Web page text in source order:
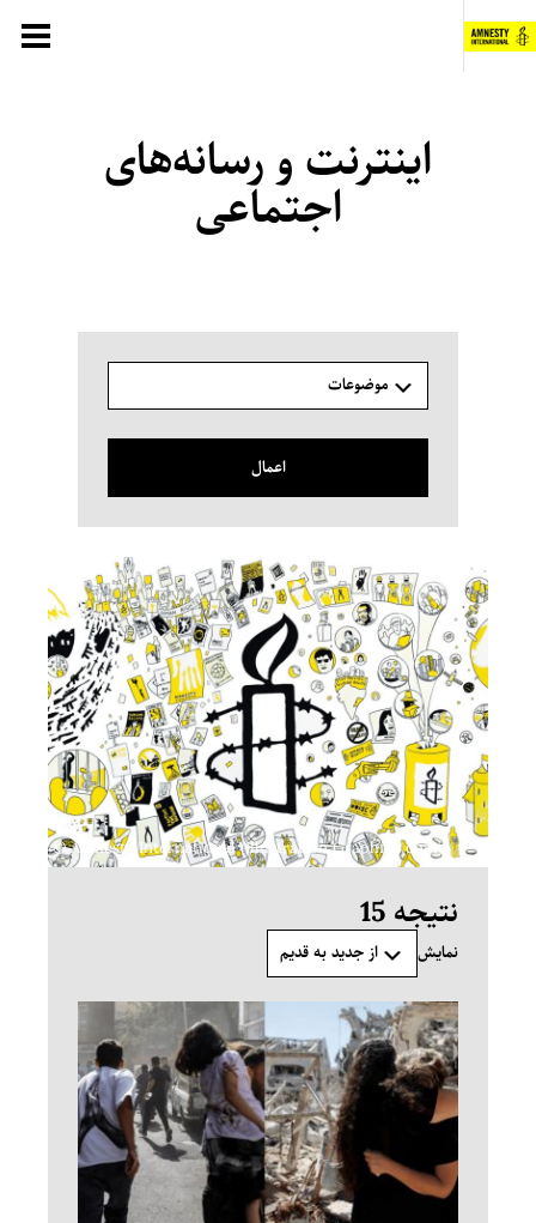
رفتن
به
اینترنت و رسانه‌های
اجتماعی
موضوعات
اعمال
Amnesty International (Illustration Graphfac.com) ©
نتیجه 15
نمایش از جدید به قدیم